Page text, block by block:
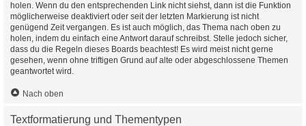
holen. Wenn du den entsprechenden Link nicht siehst, dann ist die Funktion
möglicherweise deaktiviert oder seit der letzten Markierung ist nicht
genügend Zeit vergangen. Es ist auch möglich, das Thema nach oben zu
holen, indem du einfach eine Antwort darauf schreibst. Stelle jedoch sicher,
dass du die Regeln dieses Boards beachtest! Es wird meist nicht gerne
gesehen, wenn ohne triftigen Grund auf alte oder abgeschlossene Themen
geantwortet wird.
Nach oben
Textformatierung und Thementypen